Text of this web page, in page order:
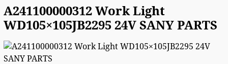
A241100000312 Work Light
WD105×105JB2295 24V SANY PARTS